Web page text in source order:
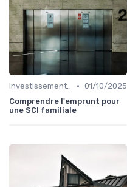
Investissement locatif • 01/10/2025
Comprendre l'emprunt pour
une SCI familiale